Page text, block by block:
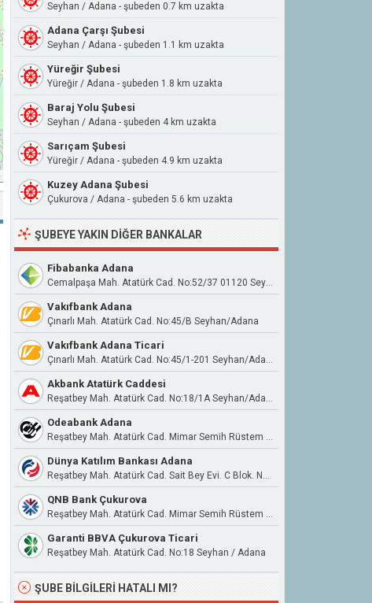
Seyhan / Adana - şubeden 0.7 km uzakta
Adana Çarşı Şubesi
Seyhan / Adana - şubeden 1.1 km uzakta
Yüreğir Şubesi
Yüreğir / Adana - şubeden 1.8 km uzakta
Baraj Yolu Şubesi
Seyhan / Adana - şubeden 4 km uzakta
Sarıçam Şubesi
Yüreğir / Adana - şubeden 4.9 km uzakta
Kuzey Adana Şubesi
Çukurova / Adana - şubeden 5.6 km uzakta
ŞUBEYE YAKIN DIĞER BANKALAR
Fibabanka Adana
Cemalpaşa Mah. Atatürk Cad. No:52/37 01120 Seyhan Adana
Vakıfbank Adana
Çınarlı Mah. Atatürk Cad. No:45/B Seyhan/Adana
Vakıfbank Adana Ticari
Çınarlı Mah. Atatürk Cad. No:45/1-201 Seyhan/Adana
Akbank Atatürk Caddesi
Reşatbey Mah. Atatürk Cad. No:18/1A Seyhan/Adana
Odeabank Adana
Reşatbey Mah. Atatürk Cad. Mimar Semih Rüstem İş Merkezi Sit. A Blok No:18A Seyhan / Adana
Dünya Katılım Bankası Adana
Reşatbey Mah. Atatürk Cad. Sait Bey Evi. C Blok. No:16/1 Seyhan / Adana
QNB Bank Çukurova
Reşatbey Mah. Atatürk Cad. Mimar Semih Rüstem İş Merkezi B Blok Apt. No:18/1/401
Garanti BBVA Çukurova Ticari
Reşatbey Mah. Atatürk Cad. No:18 Seyhan / Adana
ŞUBE BILGILERI HATALI MI?